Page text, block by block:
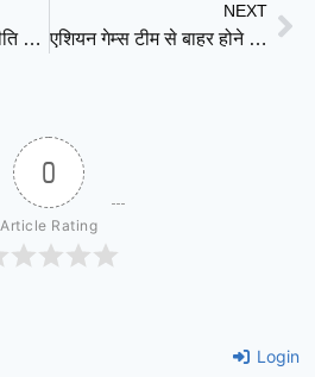
पश्चिम एशिया में नई कूटनीति की शुरुआत? इज़राइल-लेबनान समझौते की चर्चा, ईरान के परमाणु ठिकानों पर होगी अंतरराष्ट्रीय निगरानी
NEXT
एशियन गेम्स टीम से बाहर होने पर भड़कीं मनिका बत्रा, कानूनी लड़ाई की दी चेतावनी
0
Article Rating
Login